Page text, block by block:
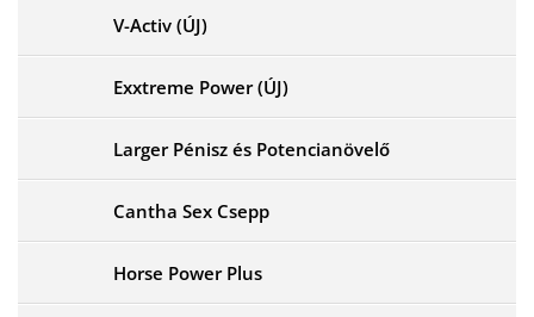
V-Activ (ÚJ)
Exxtreme Power (ÚJ)
Larger Pénisz és Potencianövelő
Cantha Sex Csepp
Horse Power Plus